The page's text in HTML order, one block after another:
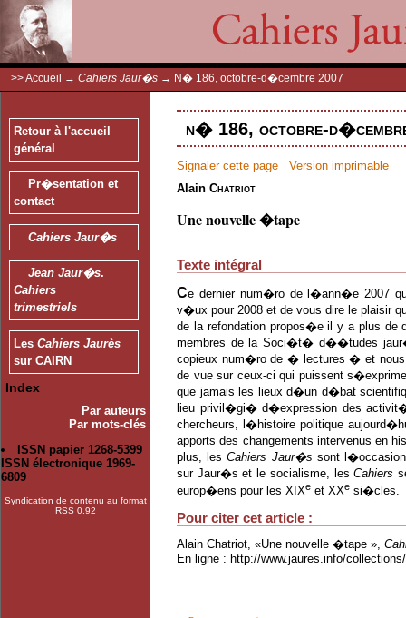
>>Accueil → Cahiers Jaur�s → N� 186, octobre-d�cembre 2007
Retour à l'accueil
général
Pr�sentation et
contact
Cahiers Jaur�s
Jean Jaur�s.
Cahiers
trimestriels
Les Cahiers Jaurès
sur CAIRN
Index
Par auteurs
Par mots-clés
ISSN papier 1268-5399
ISSN électronique 1969-
6809
Syndication de contenu au format
RSS 0.92
n� 186, octobre-
Signaler cette page
Version imprimable
Alain Chatriot
Une nouvelle �tape
Texte intégral
Ce dernier num�ro de l�ann�e 2007
v�ux pour 2008 et de vous dire le plaisir
de la refondation propos�e il y a plus de
membres de la Soci�t� d��tudes
copieux num�ro de � lectures � et nous
de vue sur ceux-ci qui puissent
que jamais les lieux d�un d�bat
lieu privil�gi� d�expression des
chercheurs, l�histoire politique
apports des changements intervenus en
plus, lesCahiers Jaur�s sont
sur Jaur�s et le socialisme, lesCahiers
europ�ens pour les XIXe et XXe si�cles.
Pour citer cet article :
Alain Chatriot, «Une nouvelle �tape »,
En ligne : http://www.jaures.info/